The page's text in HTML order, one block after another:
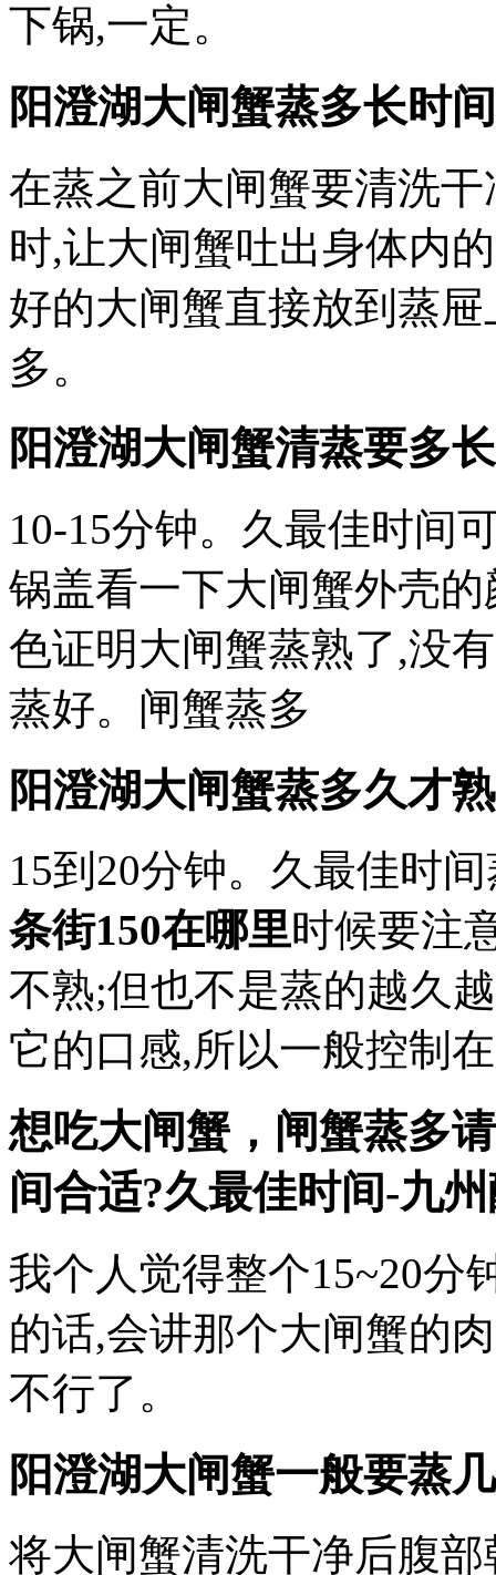
下锅,一定。
阳澄湖大闸蟹蒸多长时
在蒸之前大闸蟹要清洗
时,让大闸蟹吐出身体内
好的大闸蟹直接放到蒸
多。
阳澄湖大闸蟹清蒸要多
10-15分钟。久最佳时间
锅盖看一下大闸蟹外壳
色证明大闸蟹蒸熟了,没
蒸好。闸蟹蒸多
阳澄湖大闸蟹蒸多久才
15到20分钟。久最佳时
条街150在哪里时候要注
不熟;但也不是蒸的越久
它的口感,所以一般控制
想吃大闸蟹，闸蟹蒸多
间合适?久最佳时间-九
我个人觉得整个15~20分
的话,会讲那个大闸蟹的
不行了。
阳澄湖大闸蟹一般要蒸
将大闸蟹清洗干净后腹